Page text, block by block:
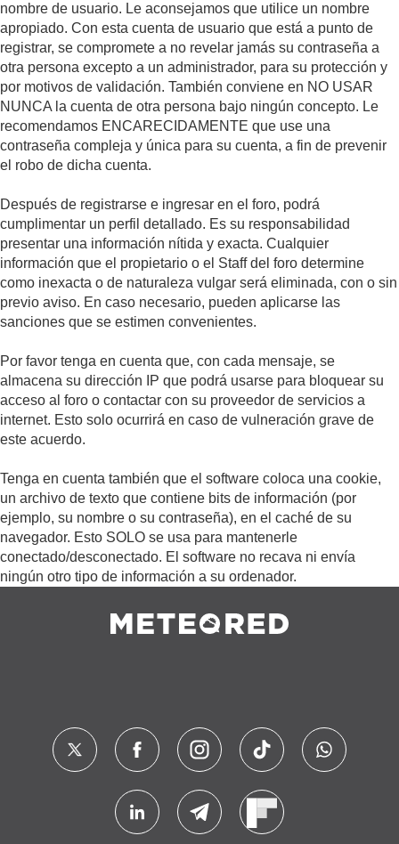
nombre de usuario. Le aconsejamos que utilice un nombre
apropiado. Con esta cuenta de usuario que está a punto de
registrar, se compromete a no revelar jamás su contraseña a
otra persona excepto a un administrador, para su protección y
por motivos de validación. También conviene en NO USAR
NUNCA la cuenta de otra persona bajo ningún concepto. Le
recomendamos ENCARECIDAMENTE que use una
contraseña compleja y única para su cuenta, a fin de prevenir
el robo de dicha cuenta.
Después de registrarse e ingresar en el foro, podrá
cumplimentar un perfil detallado. Es su responsabilidad
presentar una información nítida y exacta. Cualquier
información que el propietario o el Staff del foro determine
como inexacta o de naturaleza vulgar será eliminada, con o sin
previo aviso. En caso necesario, pueden aplicarse las
sanciones que se estimen convenientes.
Por favor tenga en cuenta que, con cada mensaje, se
almacena su dirección IP que podrá usarse para bloquear su
acceso al foro o contactar con su proveedor de servicios a
internet. Esto solo ocurrirá en caso de vulneración grave de
este acuerdo.
Tenga en cuenta también que el software coloca una cookie,
un archivo de texto que contiene bits de información (por
ejemplo, su nombre o su contraseña), en el caché de su
navegador. Esto SOLO se usa para mantenerle
conectado/desconectado. El software no recava ni envía
ningún otro tipo de información a su ordenador.